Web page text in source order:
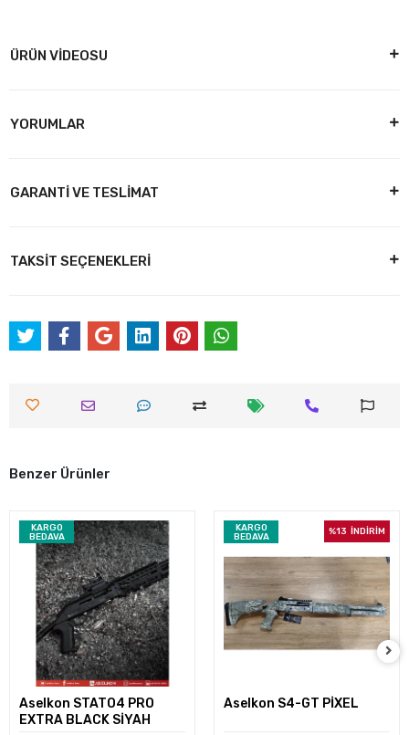
ÜRÜN VİDEOSU
YORUMLAR
GARANTİ VE TESLİMAT
TAKSİT SEÇENEKLERİ
Benzer Ürünler
KARGO
BEDAVA
Aselkon STATO4 PRO
EXTRA BLACK SİYAH
KARGO
BEDAVA
%13 İNDİRİM
Aselkon S4-GT PİXEL